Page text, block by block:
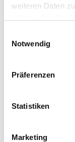
weiteren Daten
Cookies, wenn
Notwendig
Präferenzen
Statistiken
Marketing
Kontakt